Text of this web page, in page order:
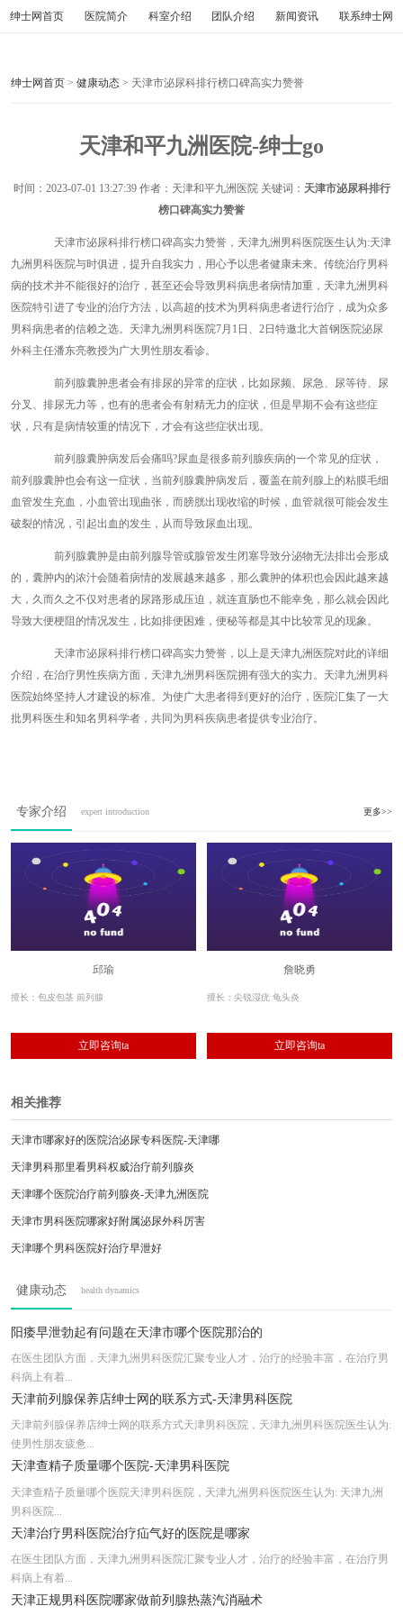
绅士网首页 医院简介 科室介绍 团队介绍 新闻资讯 联系绅士网
绅士网首页 > 健康动态 > 天津市泌尿科排行榜口碑高实力赞誉
天津和平九洲医院-绅士go
时间： 2023-07-01 13:27:39作者：天津和平九洲医院 关键词： 天津市泌尿科排行
榜口碑高实力赞誉
天津市泌尿科排行榜口碑高实力赞誉，天津九洲男科医院医生认为:天津
九洲男科医院与时俱进，提升自我实力，用心予以患者健康未来。传统治疗男科
病的技术并不能很好的治疗，甚至还会导致男科病患者病情加重，天津九洲男科
医院特引进了专业的治疗方法，以高超的技术为男科病患者进行治疗，成为众多
男科病患者的信赖之选。天津九洲男科医院7月1日、2日特邀北大首钢医院泌尿
外科主任潘东亮教授为广大男性朋友看诊。
前列腺囊肿患者会有排尿的异常的症状，比如尿频、尿急、尿等待、尿
分叉、排尿无力等，也有的患者会有射精无力的症状，但是早期不会有这些症
状，只有是病情较重的情况下，才会有这些症状出现。
前列腺囊肿病发后会痛吗?尿血是很多前列腺疾病的一个常见的症状，
前列腺囊肿也会有这一症状，当前列腺囊肿病发后，覆盖在前列腺上的粘膜毛细
血管发生充血，小血管出现曲张，而膀胱出现收缩的时候，血管就很可能会发生
破裂的情况，引起出血的发生，从而导致尿血出现。
前列腺囊肿是由前列腺导管或腺管发生闭塞导致分泌物无法排出会形成
的，囊肿内的浓汁会随着病情的发展越来越多，那么囊肿的体积也会因此越来越
大，久而久之不仅对患者的尿路形成压迫，就连直肠也不能幸免，那么就会因此
导致大便梗阻的情况发生，比如排便困难，便秘等都是其中比较常见的现象。
天津市泌尿科排行榜口碑高实力赞誉，以上是天津九洲医院对此的详细
介绍，在治疗男性疾病方面，天津九洲男科医院拥有强大的实力。天津九洲男科
医院始终坚持人才建设的标准。为使广大患者得到更好的治疗，医院汇集了一大
批男科医生和知名男科学者，共同为男科疾病患者提供专业治疗。
专家介绍 expert introduction 更多>>
邱瑜
擅长：包皮包茎 前列腺
立即咨询ta
詹晓勇
擅长：尖锐湿疣 龟头炎
立即咨询ta
相关推荐
天津市哪家好的医院治泌尿专科医院-天津哪
天津男科那里看男科权威治疗前列腺炎
天津哪个医院治疗前列腺炎-天津九洲医院
天津市男科医院哪家好附属泌尿外科厉害
天津哪个男科医院好治疗早泄好
天津哪家医院做包皮手术好{以患者为先值得
天津哪家男科医院正规2023年度热点新闻
天津哪家医院看男科厉害文明行医群众满意
健康动态 health dynamics
阳痿早泄勃起有问题在天津市哪个医院那治的
在医生团队方面，天津九洲男科医院汇聚专业人才，治疗的经验丰富，在治疗男
科病上有着...
天津前列腺保养店绅士网的联系方式-天津男科医院
天津前列腺保养店绅士网的联系方式天津男科医院，天津九洲男科医院医生认为:
使男性朋友疲惫...
天津查精子质量哪个医院-天津男科医院
天津查精子质量哪个医院天津男科医院，天津九洲男科医院医生认为: 天津九洲
男科医院...
天津治疗男科医院治疗疝气好的医院是哪家
在医生团队方面，天津九洲男科医院汇聚专业人才，治疗的经验丰富，在治疗男
科病上有着...
天津正规男科医院哪家做前列腺热蒸汽消融术